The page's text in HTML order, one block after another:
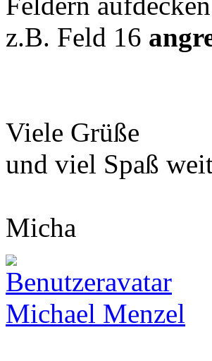
z.B. Feld 16
Viele Grüße
und viel Spaß
Micha
Michael Menzel